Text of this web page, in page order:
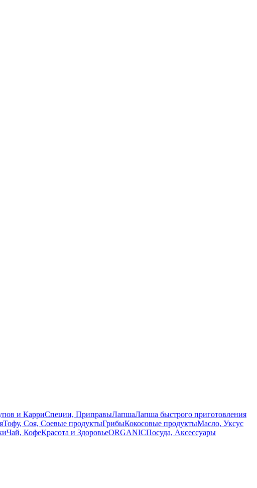
и КарриСпеции, ПриправыЛапшаЛапша быстрого приготовления
Тофу, Соя, Соевые продуктыГрибыКокосовые продуктыМасло, Уксус
Чай, КофеКрасота и ЗдоровьеORGANICПосуда, Аксессуары